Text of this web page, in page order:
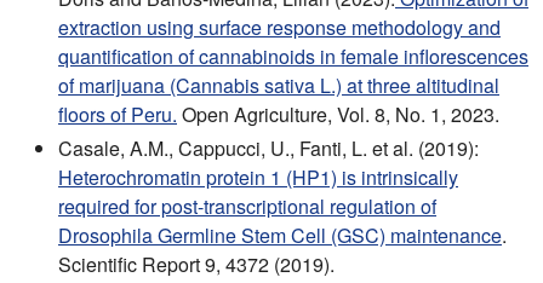
extraction using surface response methodology and
quantification of cannabinoids in female inflorescences
of marijuana (Cannabis sativa L.) at three altitudinal
floors of Peru. Open Agriculture, Vol. 8, No. 1, 2023.
Casale, A.M., Cappucci, U., Fanti, L. et al. (2019):
Heterochromatin protein 1 (HP1) is intrinsically
required for post-transcriptional regulation of
Drosophila Germline Stem Cell (GSC) maintenance.
Scientific Report 9, 4372 (2019).